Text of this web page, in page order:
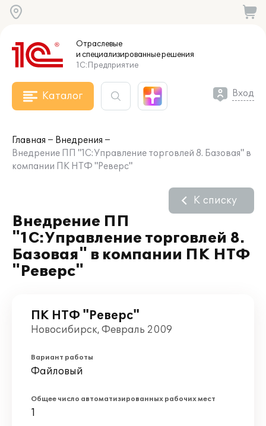
Отраслевые
и специализированныерешения
1С:Предприятие
Каталог Вход
Главная
Внедрения
Внедрение ПП "1С:Управление торговлей 8. Базовая" в
компании ПК НТФ "Реверс"
Внедрение ПП
"1С:Управление торговлей 8.
Базовая" в компании ПК НТФ
"Реверс"
К списку
ПК НТФ "Реверс"
Новосибирск, Февраль 2009
Вариант работы
Файловый
Общее число автоматизированных рабочих мест
1